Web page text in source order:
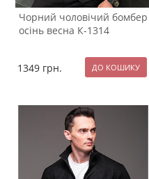
Чорний чоловічий бомбер
осінь весна К-1314
1349 грн.